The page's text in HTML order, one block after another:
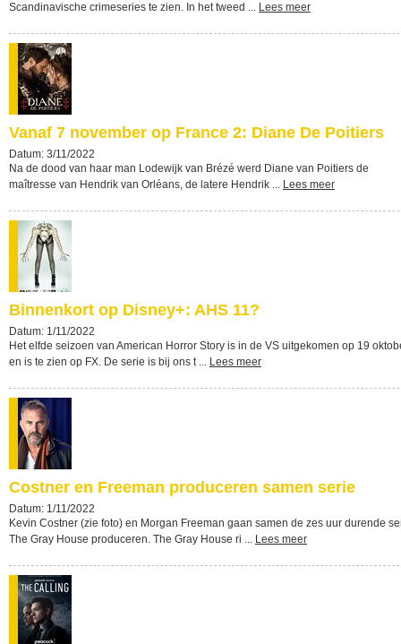
Scandinavische crimeseries te zien. In het tweed ... Lees meer
Vanaf 7 november op France 2: Diane De Poitiers
Datum: 3/11/2022
Na de dood van haar man Lodewijk van Brézé werd Diane van Poitiers de
maîtresse van Hendrik van Orléans, de latere Hendrik ... Lees meer
Binnenkort op Disney+: AHS 11?
Datum: 1/11/2022
Het elfde seizoen van American Horror Story is in de VS uitgekomen op 19
en is te zien op FX. De serie is bij ons t ... Lees meer
Costner en Freeman produceren samen serie
Datum: 1/11/2022
Kevin Costner (zie foto) en Morgan Freeman gaan samen de zes uur durende
The Gray House produceren. The Gray House ri ... Lees meer